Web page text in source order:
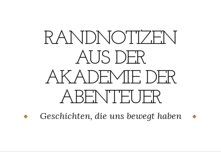
RANDNOTIZEN
AUS DER
AKADEMIE DER
ABENTEUER
Geschichten, die uns bewegt haben